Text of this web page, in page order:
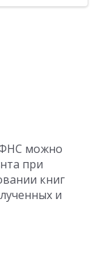
можно
при
книг
и